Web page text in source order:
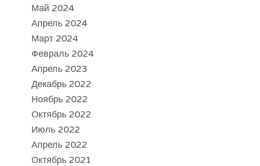
Май 2024
Апрель 2024
Март 2024
Февраль 2024
Апрель 2023
Декабрь 2022
Ноябрь 2022
Октябрь 2022
Июль 2022
Апрель 2022
Октябрь 2021